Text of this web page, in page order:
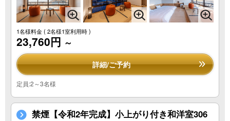
1名様料金( 2名様1室利用時 )
23,760円 ～
詳細/ご予約
定員:2～3名様
禁煙【令和2年完成】小上がり付き和洋室306